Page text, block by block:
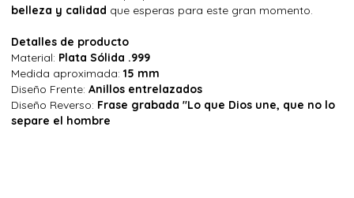
belleza y calidad que esperas para este gran momento.
Detalles de producto
Material: Plata Sólida .999
Medida aproximada: 15 mm
Diseño Frente: Anillos entrelazados
Diseño Reverso: Frase grabada "Lo que Dios une, que no lo
separe el hombre